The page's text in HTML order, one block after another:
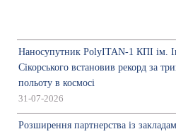
Наносупутник PolyITAN-1 КПІ ім.
Сікорського встановив рекорд за
польоту в космосі
31-07-2026
Розширення партнерства із